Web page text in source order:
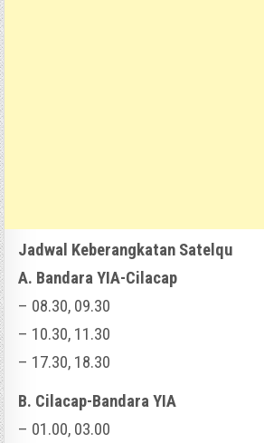
Jadwal Keberangkatan Satelqu
A. Bandara YIA-Cilacap
– 08.30, 09.30
– 10.30, 11.30
– 17.30, 18.30
B. Cilacap-Bandara YIA
– 01.00, 03.00